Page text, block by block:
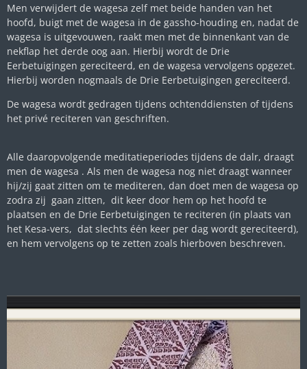
Men verwijdert de wagesa zelf met beide handen van het
hoofd, buigt met de wagesa in de gassho-houding en, nadat de
wagesa is uitgevouwen, raakt men met de binnenkant van de
nekflap het derde oog aan. Hierbij wordt de Drie
Eerbetuigingen gereciteerd, en de wagesa vervolgens opgezet.
Hierbij worden nogmaals de Drie Eerbetuigingen gereciteerd.
De wagesa wordt gedragen tijdens ochtenddiensten of tijdens
het privé reciteren van geschriften.
Alle daaropvolgende meditatieperiodes tijdens de dalr, draagt
men de wagesa . Als men de wagesa nog niet draagt wanneer
hij/zij gaat zitten om te mediteren, dan doet men de wagesa op
zodra zij gaan zitten, dit keer door hem op het hoofd te
plaatsen en de Drie Eerbetuigingen te reciteren (in plaats van
het Kesa-vers, dat slechts één keer per dag wordt gereciteerd),
en hem vervolgens op te zetten zoals hierboven beschreven.